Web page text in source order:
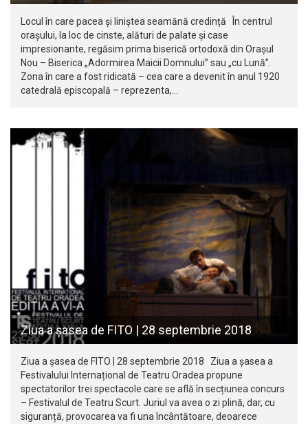
Locul în care pacea și liniștea seamănă credință În centrul
orașului, la loc de cinste, alături de palate și case
impresionante, regăsim prima biserică ortodoxă din Orașul
Nou – Biserica „Adormirea Maicii Domnului” sau „cu Lună”.
Zona în care a fost ridicată – cea care a devenit în anul 1920
catedrală episcopală – reprezenta,…
Ziua a șasea de FITO | 28 septembrie 2018
Ziua a șasea de FITO | 28 septembrie 2018 Ziua a șasea a
Festivalului Internațional de Teatru Oradea propune
spectatorilor trei spectacole care se află în secțiunea concurs
– Festivalul de Teatru Scurt. Juriul va avea o zi plină, dar, cu
siguranță, provocarea va fi una încântătoare, deoarece